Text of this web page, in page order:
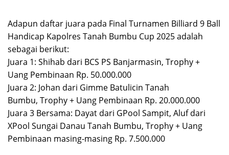
Adapun daftar juara pada Final Turnamen Billiard 9 Ball
Handicap Kapolres Tanah Bumbu Cup 2025 adalah
sebagai berikut:
Juara 1: Shihab dari BCS PS Banjarmasin, Trophy +
Uang Pembinaan Rp. 50.000.000
Juara 2: Johan dari Gimme Batulicin Tanah
Bumbu, Trophy + Uang Pembinaan Rp. 20.000.000
Juara 3 Bersama: Dayat dari GPool Sampit, Aluf dari
XPool Sungai Danau Tanah Bumbu, Trophy + Uang
Pembinaan masing-masing Rp. 7.500.000